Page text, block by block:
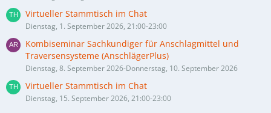
Virtueller Stammtisch im Chat
Dienstag, 1. September 2026, 21:00-23:00
Kombiseminar Sachkundiger für Anschlagmittel und
Traversensysteme (AnschlägerPlus)
Dienstag, 8. September 2026-Donnerstag, 10. September 2026
Virtueller Stammtisch im Chat
Dienstag, 15. September 2026, 21:00-23:00